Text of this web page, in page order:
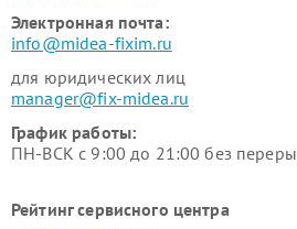
Электронная почта:
info@midea-fixim.ru
для юридических лиц
manager@fix-midea.ru
График работы:
ПН-ВСК с 9:00 до 21:00 без
Рейтинг сервисного центра